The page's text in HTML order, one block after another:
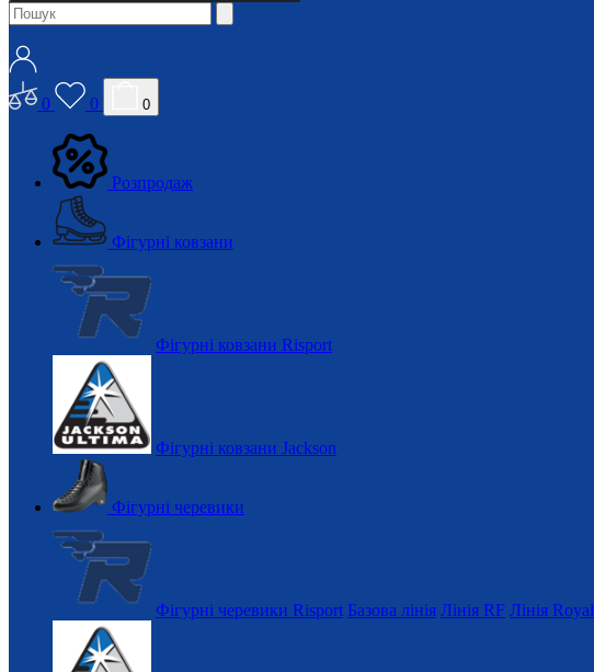
0 0 0
Розпродаж
Фігурні ковзани
Фігурні ковзани Risport
Фігурні ковзани Jackson
Фігурні черевики
Фігурні черевики Risport Базова лінія Лінія RF Лінія Royal